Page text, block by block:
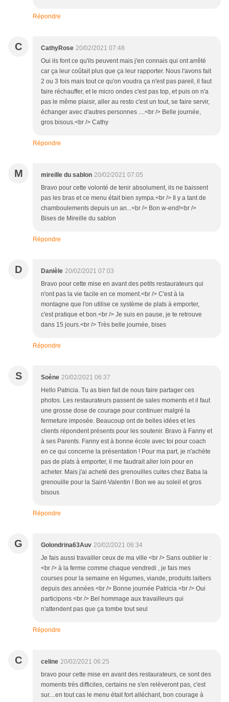
Répondre
C CathyRose 20/02/2021 07:48
Oui ils font ce qu'ils peuvent mais j'en connais qui ont arrêté
car ça leur coûtait plus que ça leur rapporter. Nous l'avons fait
2 ou 3 fois mais tout ce qu'on voudra ça n'est pas pareil, il faut
faire réchauffer, et le micro ondes c'est pas top, et puis on n'a
pas le même plaisir, aller au resto c'est un tout, se faire servir,
échanger avec d'autres personnes ....<br /> Belle journée,
gros bisous.<br /> Cathy
Répondre
M mireille du sablon 20/02/2021 07:05
Bravo pour cette volonté de tenir absolument, ils ne baissent
pas les bras et ce menu était bien sympa.<br /> Il y a tant de
chamboulements depuis un an...<br /> Bon w-end!<br />
Bises de Mireille du sablon
Répondre
D Danièle 20/02/2021 07:03
Bravo pour cette mise en avant des petits restaurateurs qui
n'ont pas la vie facile en ce moment.<br /> C'est à la
montagne que l'on utilise ce système de plats à emporter,
c'est pratique et bon.<br /> Je suis en pause, je te retrouve
dans 15 jours.<br /> Très belle journée, bises
Répondre
S Soène 20/02/2021 06:37
Hello Patricia. Tu as bien fait de nous faire partager ces
photos. Les restaurateurs passent de sales moments et il faut
une grosse dose de courage pour continuer malgré la
fermeture imposée. Beaucoup ont de belles idées et les
clients répondent présents pour les soutenir. Bravo à Fanny et
à ses Parents. Fanny est à bonne école avec toi pour coach
en ce qui concerne la présentation ! Pour ma part, je n'achète
pas de plats à emporter, il me faudrait aller loin pour en
acheter. Mais j'ai acheté des grenouilles cuites chez Baba la
grenouille pour la Saint-Valentin ! Bon we au soleil et gros
bisous
Répondre
G Golondrina63Auv 20/02/2021 06:34
Je fais aussi travailler ceux de ma ville <br /> Sans oublier le :
<br /> à la ferme comme chaque vendredi , je fais mes
courses pour la semaine en légumes, viande, produits laitiers
depuis des années <br /> Bonne journée Patricia <br /> Oui
participons <br /> Bel hommage aux travailleurs qui
n'attendent pas que ça tombe tout seul
Répondre
C celine 20/02/2021 06:25
bravo pour cette mise en avant des restaurateurs, ce sont des
moments très difficiles, certains ne s'en relèveront pas, c'est
sur....en tout cas le menu était fort alléchant, bon courage à